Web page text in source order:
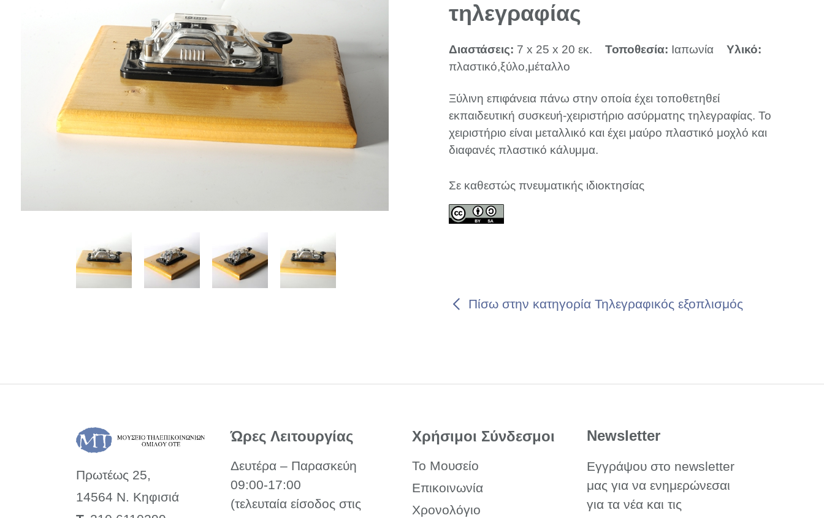
Πίσω στην κατηγορία Τηλεγραφικός εξοπλισμός
τηλεγραφίας
Διαστάσεις: 7 x 25 x 20 εκ. Τοποθεσία: Ιαπωνία
Υλικό:
πλαστικό,ξύλο,μέταλλο
Ξύλινη επιφάνεια πάνω στην οποία έχει τοποθετηθεί
εκπαιδευτική συσκευή-χειριστήριο ασύρματης τηλεγραφίας. Το
χειριστήριο είναι μεταλλικό και έχει μαύρο πλαστικό μοχλό και
διαφανές πλαστικό κάλυμμα.
Σε καθεστώς πνευματικής ιδιοκτησίας
Πρωτέως 25,
14564 Ν. Κηφισιά
Ώρες Λειτουργίας
Δευτέρα – Παρασκεύη
09:00-17:00
(τελευταία είσοδος στις
Χρήσιμοι Σύνδεσμοι
Το Μουσείο
Επικοινωνία
Χρονολόγιο
Newsletter
Εγγράψου στο newsletter
μας για να ενημερώνεσαι
για τα νέα και τις